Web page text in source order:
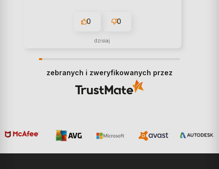
0 0
dzisiaj
zebranych i zweryfikowanych przez